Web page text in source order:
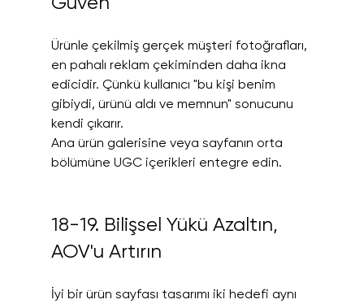
Ürünle çekilmiş gerçek müşteri fotoğrafları,
en pahalı reklam çekiminden daha ikna
edicidir. Çünkü kullanıcı "bu kişi benim
gibiydi, ürünü aldı ve memnun" sonucunu
kendi çıkarır.
Ana ürün galerisine veya sayfanın orta
bölümüne UGC içerikleri entegre edin.
18-19. Bilişsel Yükü Azaltın,
AOV'u Artırın
İyi bir ürün sayfası tasarımı iki hedefi aynı